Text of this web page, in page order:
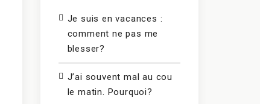
Je suis en vacances :
comment ne pas me
blesser?
J’ai souvent mal au cou
le matin. Pourquoi?